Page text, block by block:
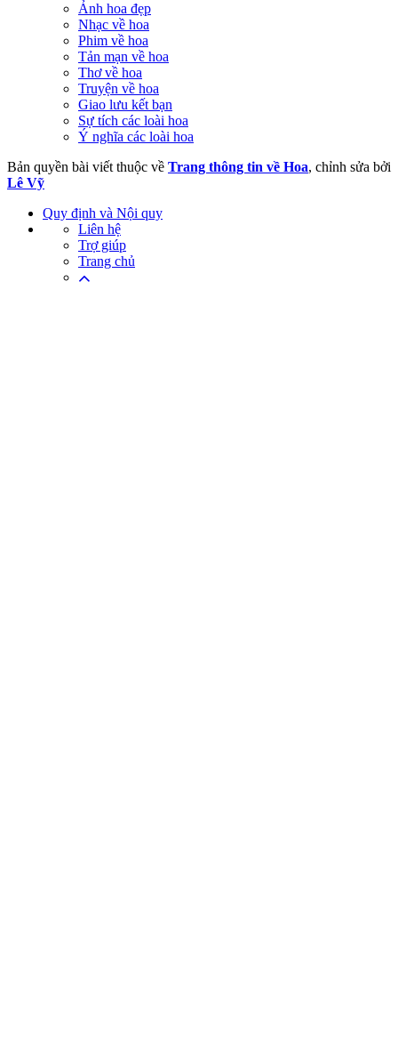
Ảnh hoa đẹp
Nhạc về hoa
Phim về hoa
Tản mạn về hoa
Thơ về hoa
Truyện về hoa
Giao lưu kết bạn
Sự tích các loài hoa
Ý nghĩa các loài hoa
Bản quyền bài viết thuộc về Trang thông tin về Hoa, chỉnh sửa bởi
Lê Vỹ
Quy định và Nội quy
Liên hệ
Trợ giúp
Trang chủ